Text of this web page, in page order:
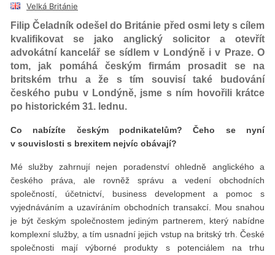
Velká Británie
Filip Čeladník odešel do Británie před osmi lety s cílem
kvalifikovat se jako anglický solicitor a otevřít
advokátní kancelář se sídlem v Londýně i v Praze. O
tom, jak pomáhá českým firmám prosadit se na
britském trhu a že s tím souvisí také budování
českého pubu v Londýně, jsme s ním hovořili krátce
po historickém 31. lednu.
Co nabízíte českým podnikatelům? Čeho se nyní
v souvislosti s brexitem nejvíc obávají?
Mé služby zahrnují nejen poradenství ohledně anglického a
českého práva, ale rovněž správu a vedení obchodních
společností, účetnictví, business development a pomoc s
vyjednáváním a uzavíráním obchodních transakcí. Mou snahou
je být českým společnostem jediným partnerem, který nabídne
komplexní služby, a tím usnadní jejich vstup na britský trh. České
společnosti mají výborné produkty s potenciálem na trhu